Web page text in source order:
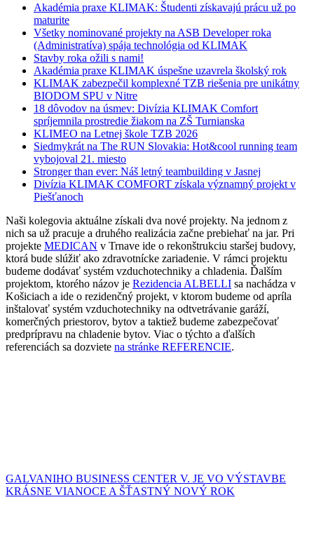
Akadémia praxe KLIMAK: Študenti získavajú prácu už po
maturite
Všetky nominované projekty na ASB Developer roka
(Administratíva) spája technológia od KLIMAK
Stavby roka ožili s nami!
Akadémia praxe KLIMAK úspešne uzavrela školský rok
KLIMAK zabezpečil komplexné TZB riešenia pre unikátny
BIODOM SPU v Nitre
18 dôvodov na úsmev: Divízia KLIMAK Comfort
spríjemnila prostredie žiakom na ZŠ Turnianska
KLIMEO na Letnej škole TZB 2026
Siedmykrát na The RUN Slovakia: Hot&cool running team
vybojoval 21. miesto
Stronger than ever: Náš letný teambuilding v Jasnej
Divízia KLIMAK COMFORT získala významný projekt v
Piešťanoch
Naši kolegovia aktuálne získali dva nové projekty. Na jednom z
nich sa už pracuje a druhého realizácia začne prebiehať na jar. Pri
projekte MEDICAN v Trnave ide o rekonštrukciu staršej budovy,
ktorá bude slúžiť ako zdravotnícke zariadenie. V rámci projektu
budeme dodávať systém vzduchotechniky a chladenia. Ďalším
projektom, ktorého názov je Rezidencia ALBELLI sa nachádza v
Košiciach a ide o rezidenčný projekt, v ktorom budeme od apríla
inštalovať systém vzduchotechniky na odtvetrávanie garáží,
komerčných priestorov, bytov a taktiež budeme zabezpečovať
predprípravu na chladenie bytov. Viac o týchto a ďalších
referenciách sa dozviete na stránke REFERENCIE.
GALVANIHO BUSINESS CENTER V. JE VO VÝSTAVBE
KRÁSNE VIANOCE A ŠŤASTNÝ NOVÝ ROK